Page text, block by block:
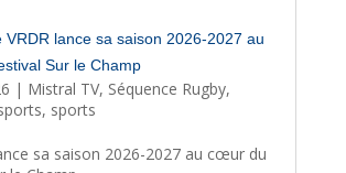
VRDR lance sa saison 2026-2027 au
Sur le Champ
| Mistral TV, Séquence Rugby,
, sports
sa saison 2026-2027 au cœur du